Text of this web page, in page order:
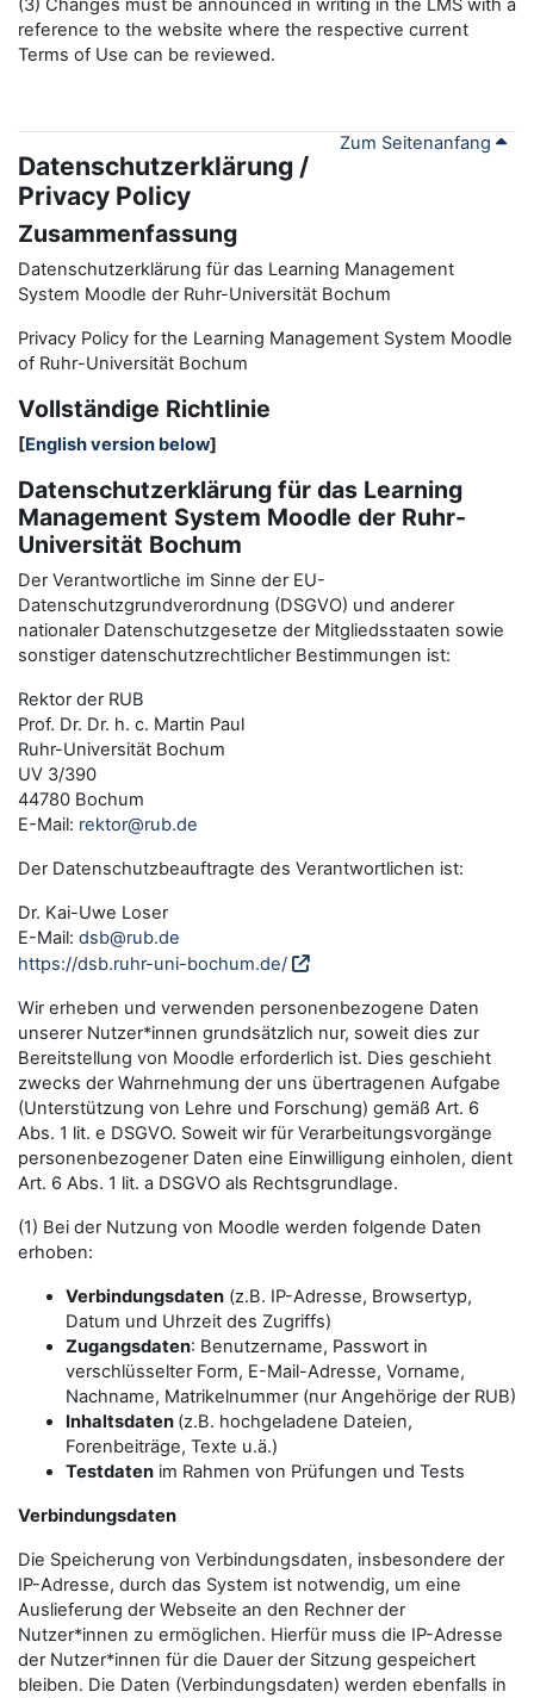
(3) Changes must be announced in writing in the LMS with a
reference to the website where the respective current
Terms of Use can be reviewed.
Zum Seitenanfang
Datenschutzerklärung /
Privacy Policy
Zusammenfassung
Datenschutzerklärung für das Learning Management
System Moodle der Ruhr-Universität Bochum
Privacy Policy for the Learning Management System Moodle
of Ruhr-Universität Bochum
Vollständige Richtlinie
[English version below]
Datenschutzerklärung für das Learning
Management System Moodle der Ruhr-
Universität Bochum
Der Verantwortliche im Sinne der EU-
Datenschutzgrundverordnung (DSGVO) und anderer
nationaler Datenschutzgesetze der Mitgliedsstaaten sowie
sonstiger datenschutzrechtlicher Bestimmungen ist:
Rektor der RUB
Prof. Dr. Dr. h. c. Martin Paul
Ruhr-Universität Bochum
UV 3/390
44780 Bochum
E-Mail: rektor@rub.de
Der Datenschutzbeauftragte des Verantwortlichen ist:
Dr. Kai-Uwe Loser
E-Mail: dsb@rub.de
https://dsb.ruhr-uni-bochum.de/
Wir erheben und verwenden personenbezogene Daten
unserer Nutzer*innen grundsätzlich nur, soweit dies zur
Bereitstellung von Moodle erforderlich ist. Dies geschieht
zwecks der Wahrnehmung der uns übertragenen Aufgabe
(Unterstützung von Lehre und Forschung) gemäß Art. 6
Abs. 1 lit. e DSGVO. Soweit wir für Verarbeitungsvorgänge
personenbezogener Daten eine Einwilligung einholen, dient
Art. 6 Abs. 1 lit. a DSGVO als Rechtsgrundlage.
(1) Bei der Nutzung von Moodle werden folgende Daten
erhoben:
Verbindungsdaten (z.B. IP-Adresse, Browsertyp,
Datum und Uhrzeit des Zugriffs)
Zugangsdaten: Benutzername, Passwort in
verschlüsselter Form, E-Mail-Adresse, Vorname,
Nachname, Matrikelnummer (nur Angehörige der RUB)
Inhaltsdaten (z.B. hochgeladene Dateien,
Forenbeiträge, Texte u.ä.)
Testdaten im Rahmen von Prüfungen und Tests
Verbindungsdaten
Die Speicherung von Verbindungsdaten, insbesondere der
IP-Adresse, durch das System ist notwendig, um eine
Auslieferung der Webseite an den Rechner der
Nutzer*innen zu ermöglichen. Hierfür muss die IP-Adresse
der Nutzer*innen für die Dauer der Sitzung gespeichert
bleiben. Die Daten (Verbindungsdaten) werden ebenfalls in